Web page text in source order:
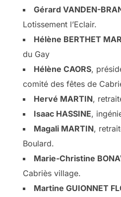
Gérard VANDEN-
Lotissement l’Eclair.
Hélène BERTHET
du Gay
Hélène CAORS,
comité des fêtes de
Hervé MARTIN,
Isaac HASSINE,
Magali MARTIN,
Boulard.
Marie-Christine
Cabriès village.
Martine GUIONNET